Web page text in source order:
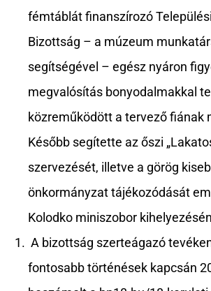
fémtáblát finanszírozó
Bizottság – a múzeum
segítségével – egész nyáron
megvalósítás bonyodalmakkal
közreműködött a tervező fiának
Később segítette az őszi
szervezését, illetve a görög
önkormányzat tájékozódását
Kolodko miniszobor
A bizottság szerteágazó
fontosabb történések kapcsán